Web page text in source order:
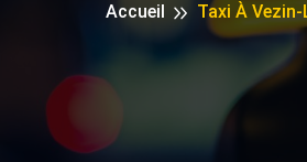
Accueil Taxi À